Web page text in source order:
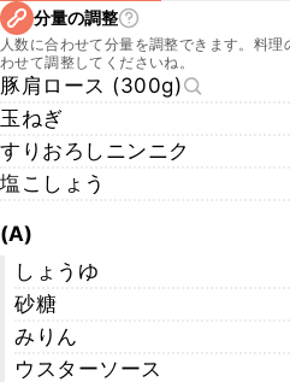
分量の調整
人数に合わせて分量を調整できます。料
わせて調整してくださいね。
豚肩ロース (300g)
玉ねぎ
すりおろしニンニク
塩こしょう
(A)
しょうゆ
砂糖
みりん
ウスターソース